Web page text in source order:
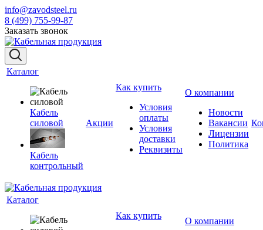
info@zavodsteel.ru
8 (499) 755-99-87
Заказать звонок
Каталог
Кабель
силовой
Кабель
контрольный
Акции
Как купить
Условия
оплаты
Условия
доставки
Реквизиты
О компании
Новости
Вакансии
Лицензии
Политика
Каталог
Как купить
О компании